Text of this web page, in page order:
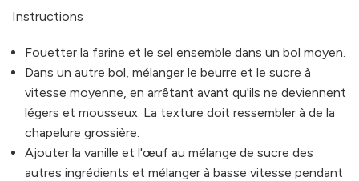
Instructions
Fouetter la farine et le sel ensemble dans un bol moyen.
Dans un autre bol, mélanger le beurre et le sucre à
vitesse moyenne, en arrêtant avant qu'ils ne deviennent
légers et mousseux. La texture doit ressembler à de la
chapelure grossière.
Ajouter la vanille et l'œuf au mélange de sucre des
autres ingrédients et mélanger à basse vitesse pendant